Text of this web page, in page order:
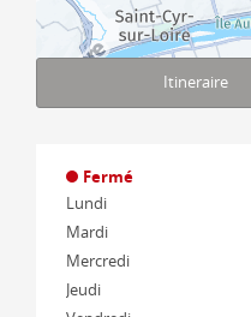
Itineraire
Fermé
Lundi
Mardi
Mercredi
Jeudi